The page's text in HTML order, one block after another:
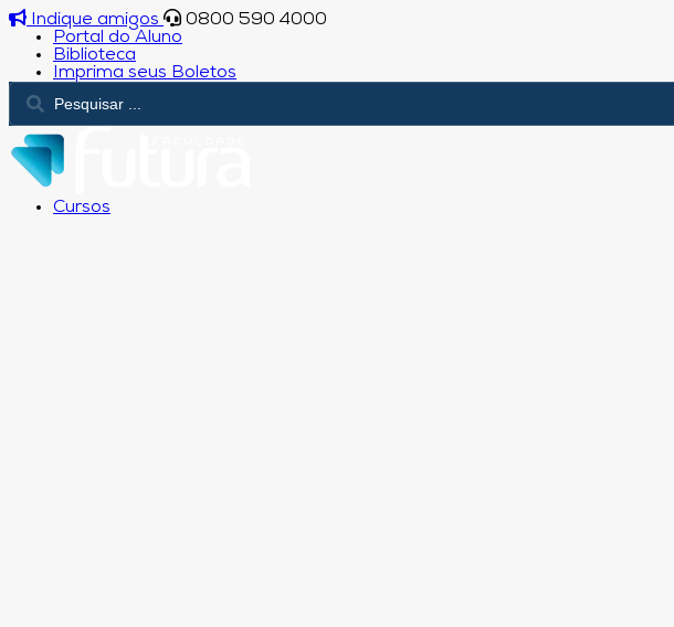
Indique amigos
0800 590 4000
Portal do Aluno
Biblioteca
Imprima seus Boletos
Cursos